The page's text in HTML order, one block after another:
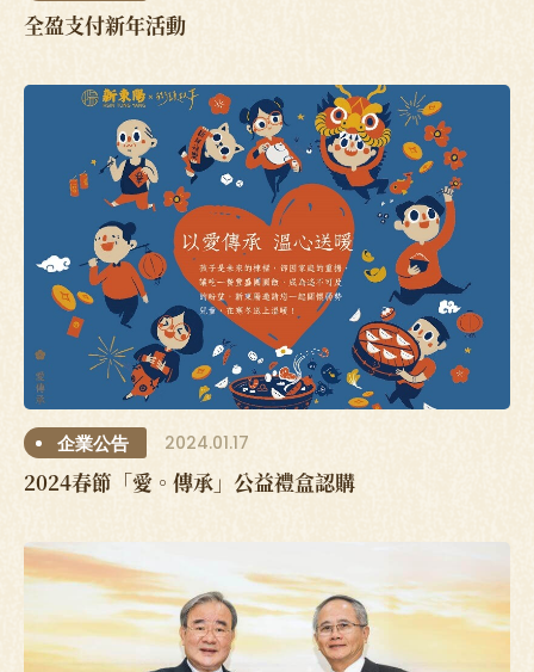
全盈支付新年活動
企業公告 2024.01.17
2024春節「愛。傳承」公益禮盒認購